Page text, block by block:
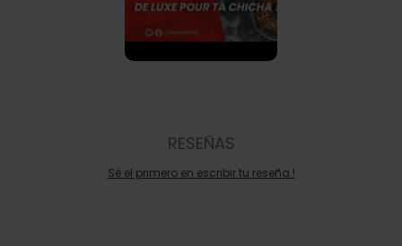
RESEÑAS
Sé el primero en escribir tu reseña !